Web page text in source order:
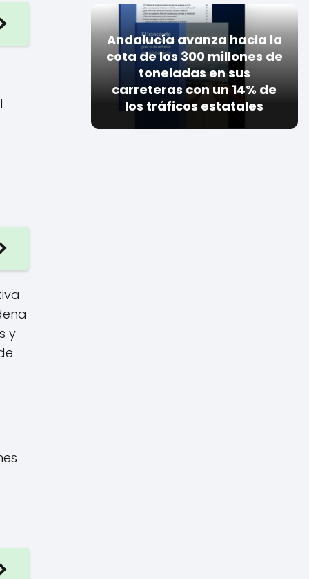
y
Andalucía avanza hacia la
cota de los 300 millones de
toneladas en sus
carreteras con un 14% de
los tráficos estatales